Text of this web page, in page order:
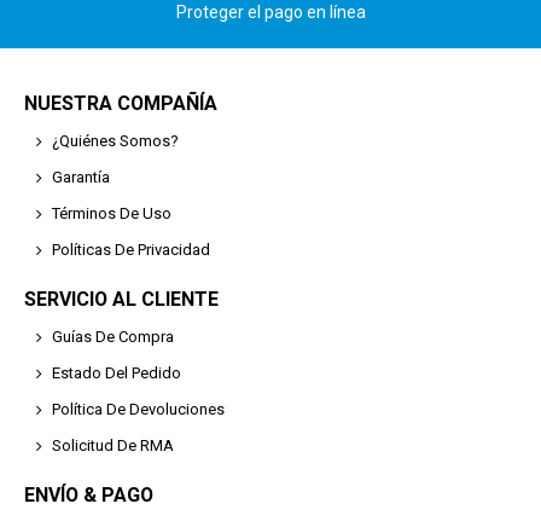
Proteger el pago en línea
NUESTRA COMPAÑÍA
¿Quiénes Somos?
Garantía
Términos De Uso
Políticas De Privacidad
SERVICIO AL CLIENTE
Guías De Compra
Estado Del Pedido
Política De Devoluciones
Solicitud De RMA
ENVÍO & PAGO